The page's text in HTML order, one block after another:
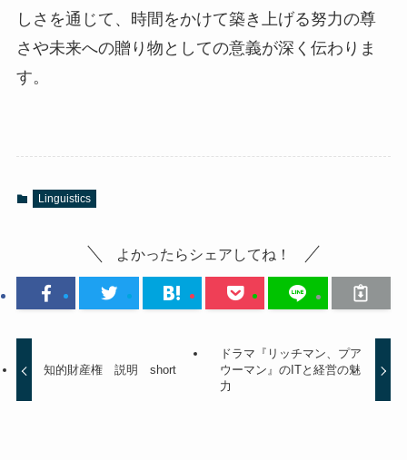
しさを通じて、時間をかけて築き上げる努力の尊
さや未来への贈り物としての意義が深く伝わりま
す。
Linguistics
よかったらシェアしてね！
知的財産権 説明 short
ドラマ『リッチマン、プア
ウーマン』のITと経営の魅
力